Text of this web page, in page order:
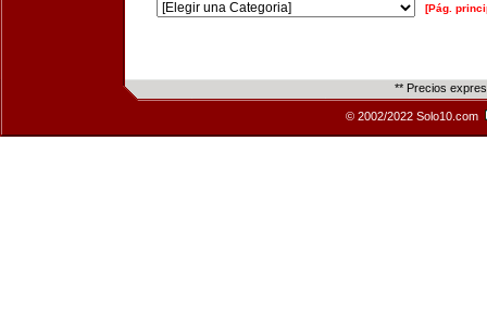
[Pág.
** Precios
© 2002/2022 Solo10.com